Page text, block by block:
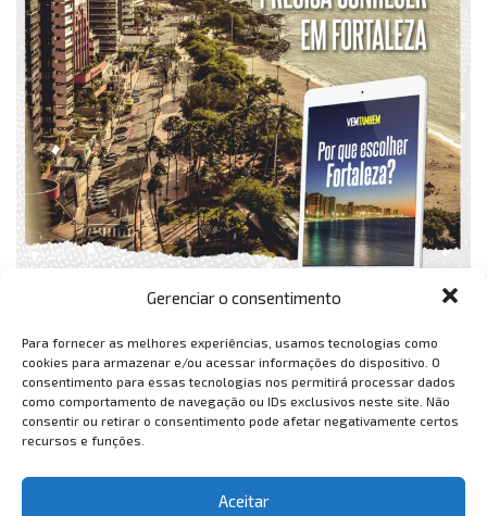
Gerenciar o consentimento
Para fornecer as melhores experiências, usamos tecnologias como
cookies para armazenar e/ou acessar informações do dispositivo. O
consentimento para essas tecnologias nos permitirá processar dados
como comportamento de navegação ou IDs exclusivos neste site. Não
consentir ou retirar o consentimento pode afetar negativamente certos
recursos e funções.
Aceitar